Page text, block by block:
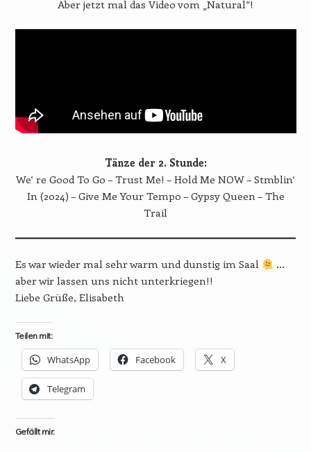
Aber jetzt mal das Video vom „Natural“!
Tänze der 2. Stunde:
We‘ re Good To Go – Trust Me! – Hold Me NOW – Stmblin‘
In (2024) – Give Me Your Tempo – Gypsy Queen – The
Trail
Es war wieder mal sehr warm und dunstig im Saal
…
aber wir lassen uns nicht unterkriegen!!
Liebe Grüße, Elisabeth
Teilen mit:
WhatsApp Facebook X
Telegram
Gefällt mir: